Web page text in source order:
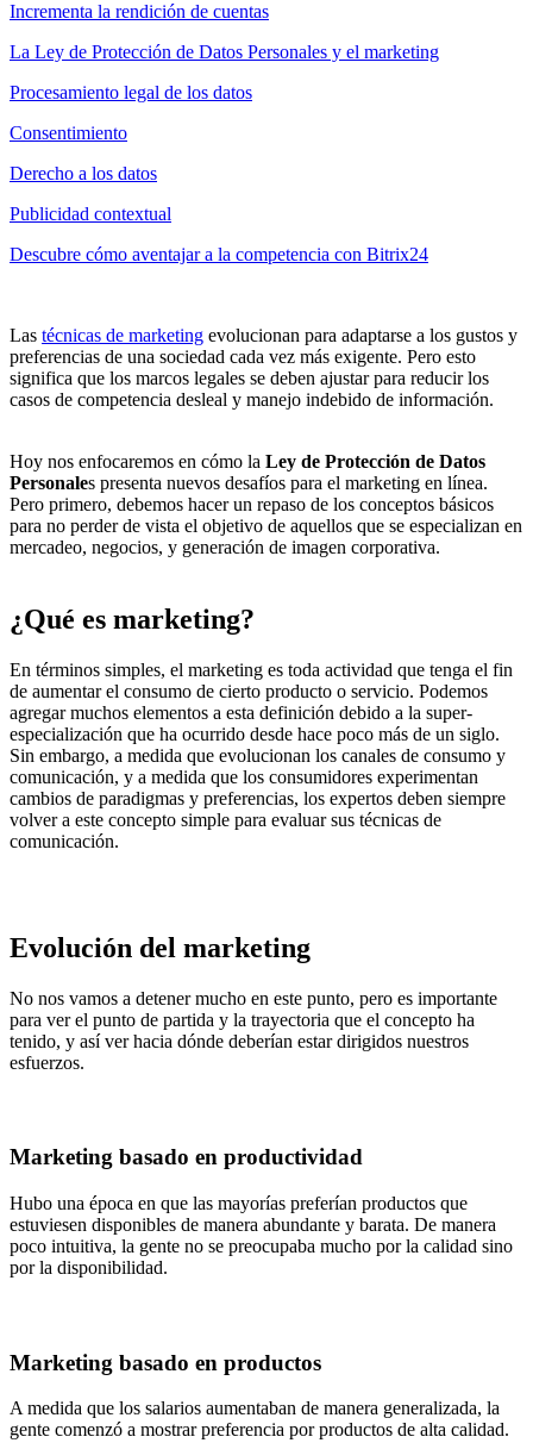
Incrementa la rendición de cuentas
La Ley de Protección de Datos Personales y el marketing
Procesamiento legal de los datos
Consentimiento
Derecho a los datos
Publicidad contextual
Descubre cómo aventajar a la competencia con Bitrix24
Las técnicas de marketing evolucionan para adaptarse a los gustos y
preferencias de una sociedad cada vez más exigente. Pero esto
significa que los marcos legales se deben ajustar para reducir los
casos de competencia desleal y manejo indebido de información.
Hoy nos enfocaremos en cómo la Ley de Protección de Datos
Personales presenta nuevos desafíos para el marketing en línea.
Pero primero, debemos hacer un repaso de los conceptos básicos
para no perder de vista el objetivo de aquellos que se especializan en
mercadeo, negocios, y generación de imagen corporativa.
¿Qué es marketing?
En términos simples, el marketing es toda actividad que tenga el fin
de aumentar el consumo de cierto producto o servicio. Podemos
agregar muchos elementos a esta definición debido a la super-
especialización que ha ocurrido desde hace poco más de un siglo.
Sin embargo, a medida que evolucionan los canales de consumo y
comunicación, y a medida que los consumidores experimentan
cambios de paradigmas y preferencias, los expertos deben siempre
volver a este concepto simple para evaluar sus técnicas de
comunicación.
Evolución del marketing
No nos vamos a detener mucho en este punto, pero es importante
para ver el punto de partida y la trayectoria que el concepto ha
tenido, y así ver hacia dónde deberían estar dirigidos nuestros
esfuerzos.
Marketing basado en productividad
Hubo una época en que las mayorías preferían productos que
estuviesen disponibles de manera abundante y barata. De manera
poco intuitiva, la gente no se preocupaba mucho por la calidad sino
por la disponibilidad.
Marketing basado en productos
A medida que los salarios aumentaban de manera generalizada, la
gente comenzó a mostrar preferencia por productos de alta calidad.